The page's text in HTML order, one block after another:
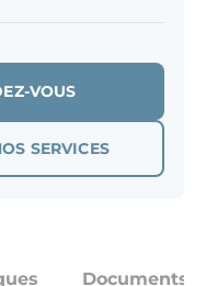
VOUS
SERVICES
Documents